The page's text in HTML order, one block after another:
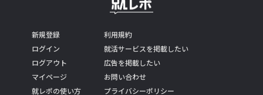
新規登録
ログイン
ログアウト
マイページ
就レポの使い方
利用規約
就活サービスを掲載したい
広告を掲載したい
お問い合わせ
プライバシーポリシー